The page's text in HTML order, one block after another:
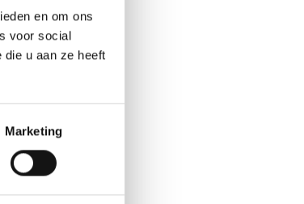
en om ons
voor social
u aan ze heeft
Marketing